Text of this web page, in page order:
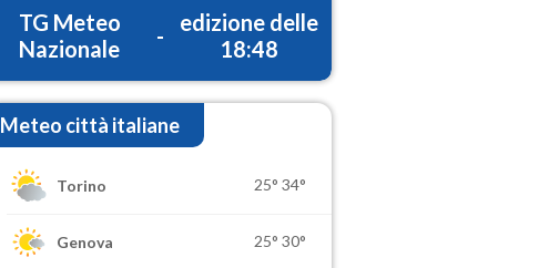
TG Meteo
Nazionale
-
edizione delle
18:48
Meteo città italiane
Torino 25° 34°
Genova 25° 30°